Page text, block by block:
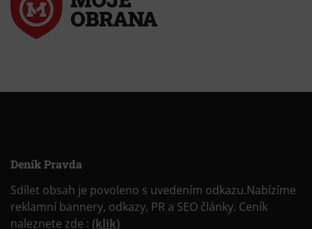
Deník Pravda
Sdílet obsah je povoleno s uvedením odkazu.Nabízíme
reklamní bannery, odkazy, PR a SEO články. Ceník
naleznete zde : (klik)